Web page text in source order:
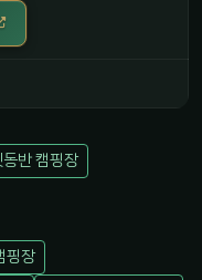
동반 캠핑장
핑장